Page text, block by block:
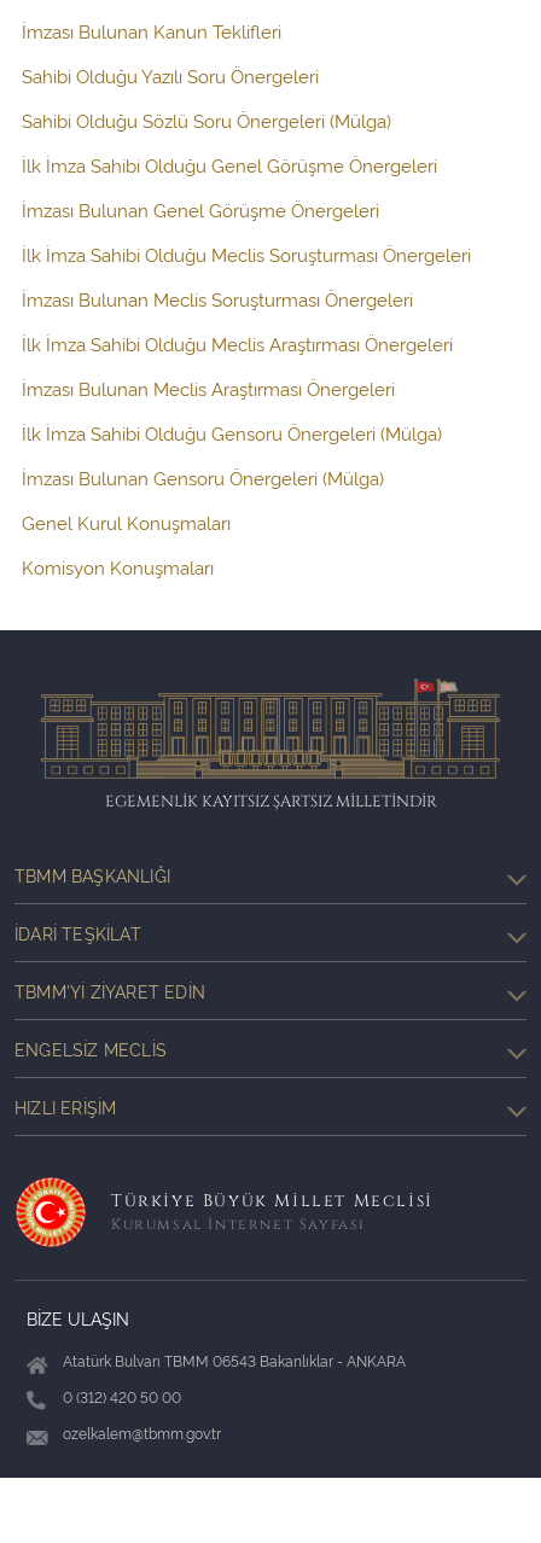
İmzası Bulunan Kanun Teklifleri
Sahibi Olduğu Yazılı Soru Önergeleri
Sahibi Olduğu Sözlü Soru Önergeleri (Mülga)
İlk İmza Sahibi Olduğu Genel Görüşme Önergeleri
İmzası Bulunan Genel Görüşme Önergeleri
İlk İmza Sahibi Olduğu Meclis Soruşturması Önergeleri
İmzası Bulunan Meclis Soruşturması Önergeleri
İlk İmza Sahibi Olduğu Meclis Araştırması Önergeleri
İmzası Bulunan Meclis Araştırması Önergeleri
İlk İmza Sahibi Olduğu Gensoru Önergeleri (Mülga)
İmzası Bulunan Gensoru Önergeleri (Mülga)
Genel Kurul Konuşmaları
Komisyon Konuşmaları
EGEMENLİK KAYITSIZ ŞARTSIZ MİLLETİNDİR
TBMM BAŞKANLIĞI
İDARI TEŞKILAT
TBMM'YI ZIYARET EDIN
ENGELSIZ MECLIS
HIZLI ERIŞIM
Türkiye Büyük Millet Meclisi
Kurumsal İnternet Sayfası
BİZE ULAŞIN
Atatürk Bulvarı TBMM 06543 Bakanlıklar - ANKARA
0 (312) 420 50 00
ozelkalem@tbmm.gov.tr